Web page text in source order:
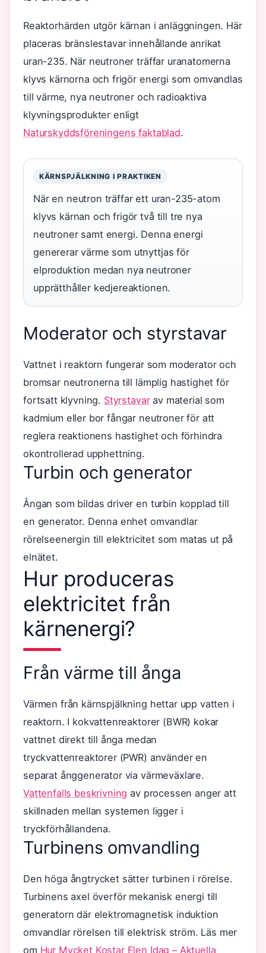
Reaktorhärden utgör kärnan i anläggningen. Här
placeras bränslestavar innehållande anrikat
uran-235. När neutroner träffar uranatomerna
klyvs kärnorna och frigör energi som omvandlas
till värme, nya neutroner och radioaktiva
klyvningsprodukter enligt
Naturskyddsföreningens faktablad.
KÄRNSPJÄLKNING I PRAKTIKEN
När en neutron träffar ett uran-235-atom
klyvs kärnan och frigör två till tre nya
neutroner samt energi. Denna energi
genererar värme som utnyttjas för
elproduktion medan nya neutroner
upprätthåller kedjereaktionen.
Moderator och styrstavar
Vattnet i reaktorn fungerar som moderator och
bromsar neutronerna till lämplig hastighet för
fortsatt klyvning. Styrstavarav material som
kadmium eller bor fångar neutroner för att
reglera reaktionens hastighet och förhindra
okontrollerad upphettning.
Turbin och generator
Ångan som bildas driver en turbin kopplad till
en generator. Denna enhet omvandlar
rörelseenergin till elektricitet som matas ut på
elnätet.
Hur produceras
elektricitet från
kärnenergi?
Från värme till ånga
Värmen från kärnspjälkning hettar upp vatten i
reaktorn. I kokvattenreaktorer (BWR) kokar
vattnet direkt till ånga medan
tryckvattenreaktorer (PWR) använder en
separat ånggenerator via värmeväxlare.
Vattenfalls beskrivning av processen anger att
skillnaden mellan systemen ligger i
tryckförhållandena.
Turbinens omvandling
Den höga ångtrycket sätter turbinen i rörelse.
Turbinens axel överför mekanisk energi till
generatorn där elektromagnetisk induktion
omvandlar rörelsen till elektrisk ström. Läs mer
om Hur Mycket Kostar Elen Idag – Aktuella